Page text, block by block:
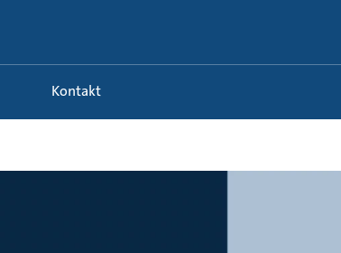
Kontakt